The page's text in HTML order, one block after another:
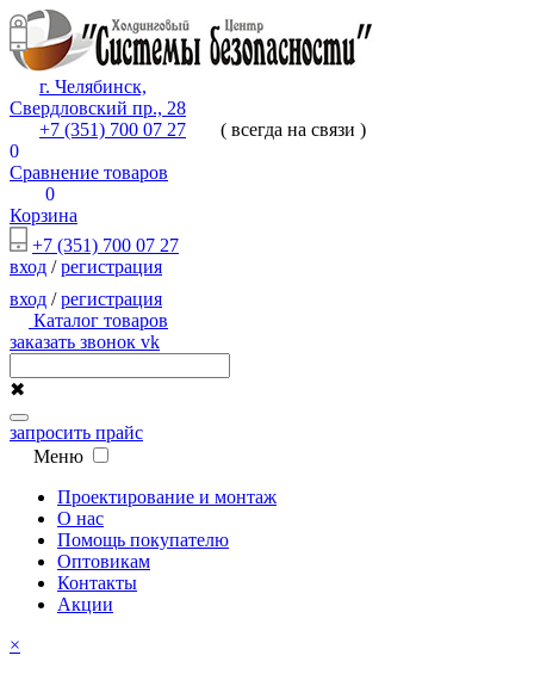
г. Челябинск,
Свердловский пр., 28
+7 (351) 700 07 27
( всегда на связи )
0
Сравнение товаров
0
Корзина
+7 (351) 700 07 27
вход /регистрация
вход /регистрация
Каталог товаров
заказать звонок vk
✖
запросить прайс
Меню
Проектирование и монтаж
О нас
Помощь покупателю
Оптовикам
Контакты
Акции
×